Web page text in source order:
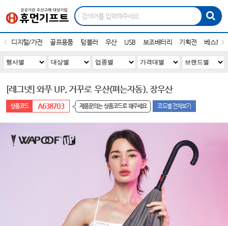
디지털/가전 골프용품 텀블러 우산 USB 보조배터리 기획전 베스트
[레그넷] 와푸 UP. 거꾸로 우산(펴는자동). 장우산
A638703 제품문의는 상품코드로 해주세요 코드별 전체보기